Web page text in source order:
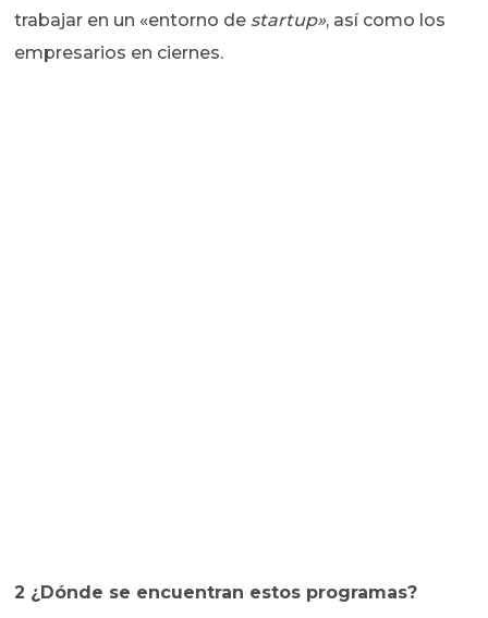
trabajar en un «entorno de startup», así como los
empresarios en ciernes.
2 ¿Dónde se encuentran estos programas?